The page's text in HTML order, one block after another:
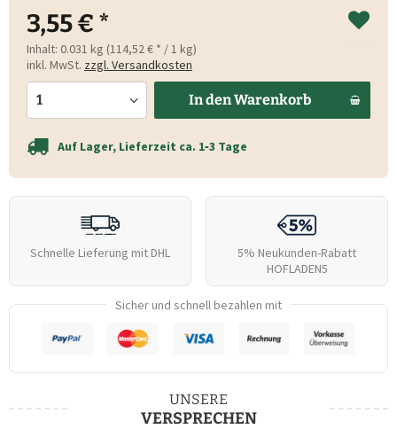
3,55 € *
Inhalt: 0.031 kg (114,52 € * / 1 kg)
inkl. MwSt. zzgl. Versandkosten
In denWarenkorb
Auf Lager, Lieferzeit ca. 1‑3 Tage
Schnelle Lieferung mit DHL
5% Neukunden-Rabatt
HOFLADEN5
Sicher und schnell bezahlen mit
UNSERE
VERSPRECHEN